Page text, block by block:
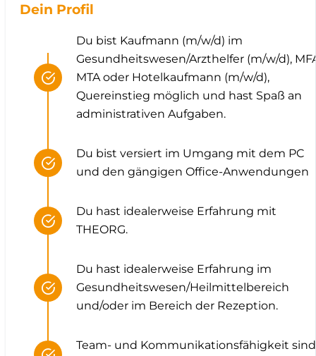
Dein Profil
Du bist Kaufmann (m/w/d) im
Gesundheitswesen/Arzthelfer (m/w/d),
MTA oder Hotelkaufmann (m/w/d),
Quereinstieg möglich und hast Spaß an
administrativen Aufgaben.
Du bist versiert im Umgang mit dem PC
und den gängigen Office-Anwendungen
Du hast idealerweise Erfahrung mit
THEORG.
Du hast idealerweise Erfahrung im
Gesundheitswesen/Heilmittelbereich
und/oder im Bereich der Rezeption.
Team- und Kommunikationsfähigkeit sind